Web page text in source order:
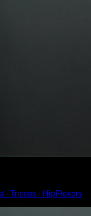
∙ Triceps ∙ HipFlexors